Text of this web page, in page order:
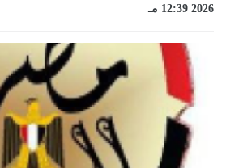
2026 12:39 مـ